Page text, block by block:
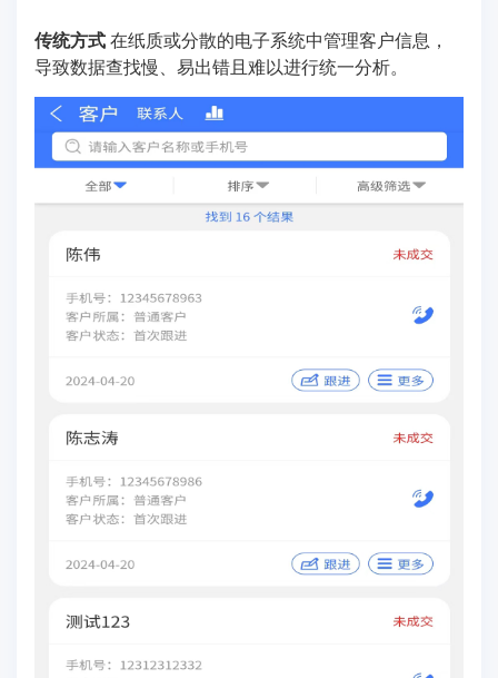
传统方式在纸质或分散的电子系统中管理客户信息，
导致数据查找慢、易出错且难以进行统一分析。